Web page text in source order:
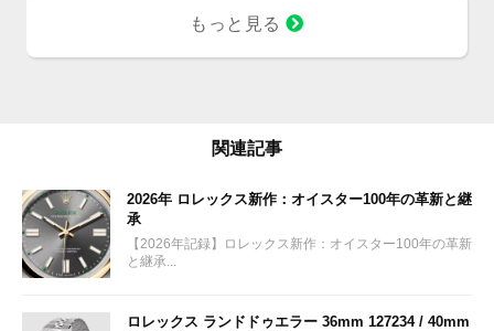
ピーが現れるというユニークなモ
もっと見る
関連記事
2026年 ロレックス新作：オイスター100年の革新と継
承
【2026年記録】ロレックス新作：オイスター100年の革新
と継承...
ロレックス ランドドゥエラー 36mm 127234 / 40mm